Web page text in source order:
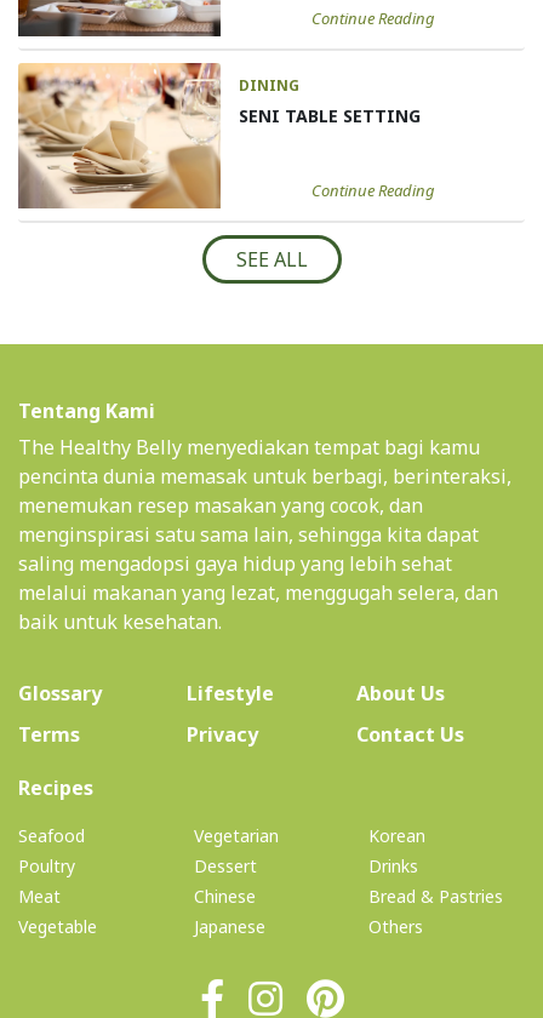
Continue Reading
DINING
SENI TABLE SETTING
Continue Reading
SEE ALL
Tentang Kami
The Healthy Belly menyediakan tempat bagi kamu
pencinta dunia memasak untuk berbagi, berinteraksi,
menemukan resep masakan yang cocok, dan
menginspirasi satu sama lain, sehingga kita dapat
saling mengadopsi gaya hidup yang lebih sehat
melalui makanan yang lezat, menggugah selera, dan
baik untuk kesehatan.
Glossary Lifestyle About Us(current)
Terms
Privacy
Contact Us
Recipes(current)
Seafood
Poultry
Meat
Vegetable
Vegetarian
Dessert
Chinese
Japanese
Korean
Drinks
Bread & Pastries
Others